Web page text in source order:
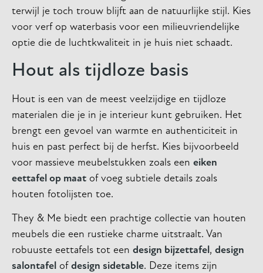
terwijl je toch trouw blijft aan de natuurlijke stijl. Kies
voor verf op waterbasis voor een milieuvriendelijke
optie die de luchtkwaliteit in je huis niet schaadt.
Hout als tijdloze basis
Hout is een van de meest veelzijdige en tijdloze
materialen die je in je interieur kunt gebruiken. Het
brengt een gevoel van warmte en authenticiteit in
huis en past perfect bij de herfst. Kies bijvoorbeeld
voor massieve meubelstukken zoals een eiken
eettafel op maat of voeg subtiele details zoals
houten fotolijsten toe.
They & Me biedt een prachtige collectie van houten
meubels die een rustieke charme uitstraalt. Van
robuuste eettafels tot een design bijzettafel, design
salontafel of design sidetable. Deze items zijn